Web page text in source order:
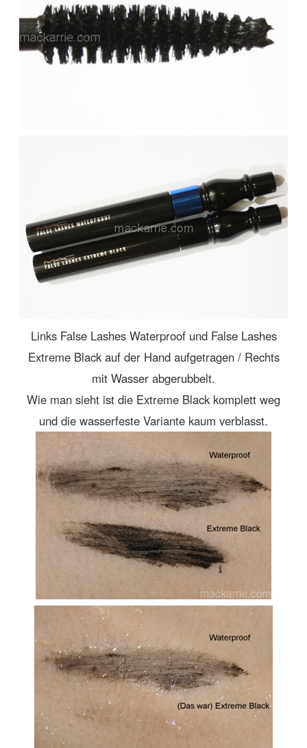
Links False Lashes Waterproof und False Lashes
Extreme Black auf der Hand aufgetragen / Rechts
mit Wasser abgerubbelt.
Wie man sieht ist die Extreme Black komplett weg
und die wasserfeste Variante kaum verblasst.